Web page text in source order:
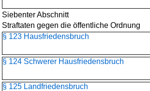
Siebenter Abschnitt
Straftaten gegen die öffentliche Ordnung
§ 123 Hausfriedensbruch
§ 124 Schwerer Hausfriedensbruch
§ 125 Landfriedensbruch